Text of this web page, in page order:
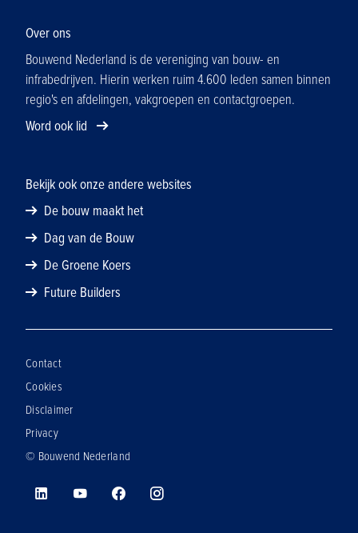
Over ons
Bouwend Nederland is de vereniging van bouw- en
infrabedrijven. Hierin werken ruim 4.600 leden samen binnen
regio's en afdelingen, vakgroepen en contactgroepen.
Word ook lid
Bekijk ook onze andere websites
De bouw maakt het
Dag van de Bouw
De Groene Koers
Future Builders
Contact
Cookies
Disclaimer
Privacy
© Bouwend Nederland